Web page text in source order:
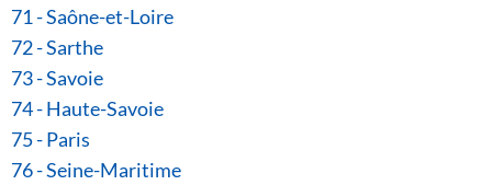
71 - Saône-et-Loire
72 - Sarthe
73 - Savoie
74 - Haute-Savoie
75 - Paris
76 - Seine-Maritime